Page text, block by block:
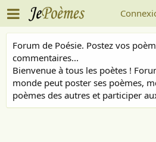
Forum de Poésie. Postez vos
commentaires...
Bienvenue à tous les poètes !
monde peut poster ses poèmes,
poèmes des autres et participer